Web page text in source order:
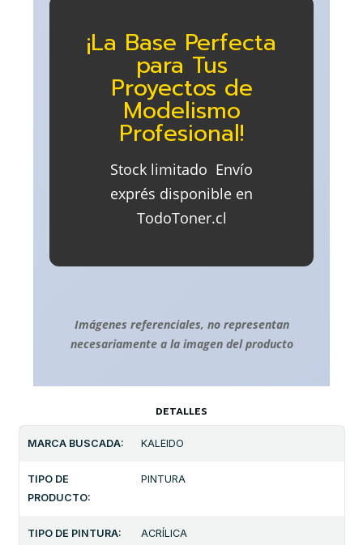
¡La Base Perfecta
para Tus
Proyectos de
Modelismo
Profesional!
Stock limitado  Envío
exprés disponible en
TodoToner.cl
Imágenes referenciales, no representan
necesariamente a la imagen del producto
DETALLES
MARCA BUSCADA: KALEIDO
TIPO DE
PRODUCTO:
PINTURA
TIPO DE PINTURA: ACRÍLICA